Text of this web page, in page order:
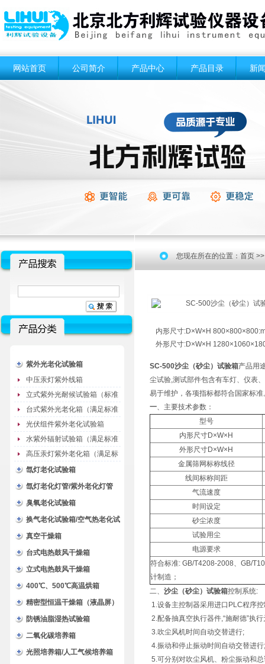
网站首页 公司简介 产品中心 产品目录 新
紫外光老化试验箱
中压汞灯紫外线箱
立式紫外光耐候试验箱（标准
型）
台式紫外光老化箱（满足标准
GB/T16776）
光伏组件紫外老化试验箱
水紫外辐射试验箱（满足标准
JC485-1992）
高压汞灯紫外老化箱（满足标
准GB/T16777）
氙灯老化试验箱
氙灯老化灯管/紫外老化灯管
（耗材）
臭氧老化试验箱
换气老化试验箱/空气热老化试
验箱
真空干燥箱
台式电热鼓风干燥箱
立式电热鼓风干燥箱
400℃、500℃高温烘箱
精密型恒温干燥箱（液晶屏）
防锈油脂湿热试验箱
二氧化碳培养箱
光照培养箱/人工气候培养箱
您现在所在的位置： 首页
内形尺寸:D×W×H
外形尺寸:D×W×H
SC-500沙尘（砂尘）试验箱产品用
尘试验,测试部件包含有车灯、仪表
易于维护，各项指标都符合国家标准
一、主要技术参数：
型号
内形尺寸D×W×H
外形尺寸D×W×H
金属筛网标称线径
线间标称间距
气流速度
时间设定
砂尘浓度
试验用尘
电源要求
符合标准: GB/T4208-2008、GB/
计制造；
二、 沙尘（砂尘）试验箱控制系统:
1.设备主控制器采用进口PLC程序
2.配备抽真空执行器件,“施耐德”执
3.吹尘风机时间自动交替进行;
4.振动和停止振动时间自动交替进行;
5.可分别对吹尘风机、粉尘振动和